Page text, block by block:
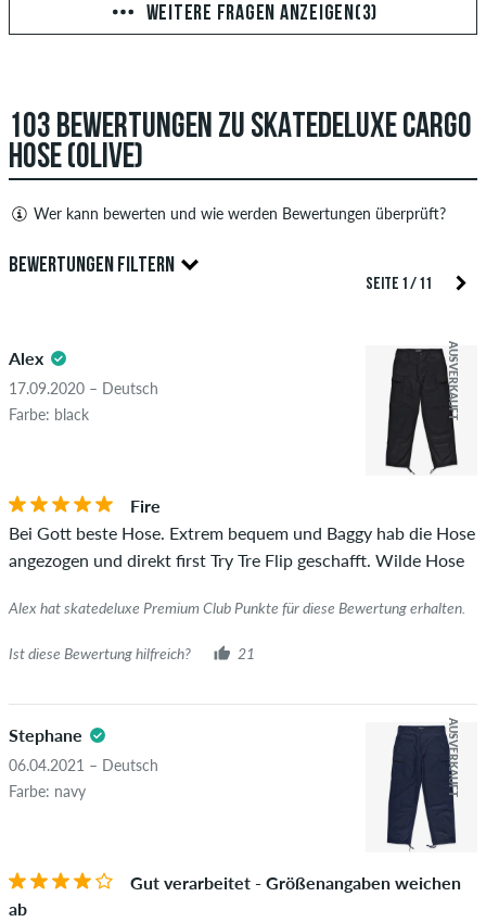
WEITERE FRAGEN ANZEIGEN(3)
103 BEWERTUNGEN ZU SKATEDELUXE CARGO
HOSE (OLIVE)
Wer kann bewerten und wie werden Bewertungen überprüft?
Bewertungen abgeben. Diese werden erst nach unserer
beleidigenden oder obszönen Inhalten sowie Bewertungen,
die geltendes Recht oder Urheberrechte verletzen oder Spam
und Fremdwerbung enthalten, werden nicht veröffentlicht.
Die Sternebewertung des Artikels ist der Durchschnitt aller
Ob die Bewertung von einer Person stammt, die diesen
Artikel wirklich gekauft hat, erkennst du am grünen Haken
neben dem Namen mit dem Zusatz "Verifizierter Kauf". Bei
diesen Personen wurde der Kauf anhand ihrer Bestellungen
leider nicht garantieren, dass die Personen den Artikel
BEWERTUNGEN FILTERN
5.0
SEITE 1 / 11
Alex
17.09.2020 – Deutsch
Farbe: black
AUSVERKAUFT
Fire
Bei Gott beste Hose. Extrem bequem und Baggy hab die Hose
angezogen und direkt first Try Tre Flip geschafft. Wilde Hose
Alex hat skatedeluxe Premium Club Punkte für diese Bewertung erhalten.
Ist diese Bewertung hilfreich? 21
Stephane
06.04.2021 – Deutsch
Farbe: navy
AUSVERKAUFT
Gut verarbeitet - Größenangaben weichen
ab